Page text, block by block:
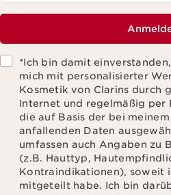
*Ich bin damit
mich mit personalisierter
Kosmetik von Clarins durch
Internet und regelmäßig per
die auf Basis der bei
anfallenden Daten
umfassen auch Angaben zu
(z.B. Hauttyp,
Kontraindikationen), soweit
mitgeteilt habe. Ich bin